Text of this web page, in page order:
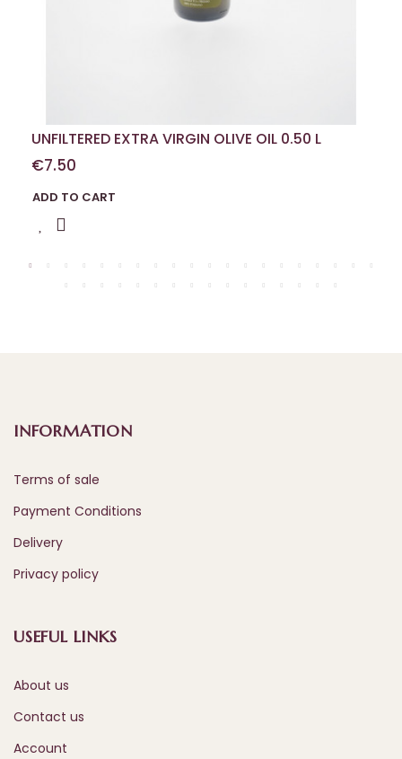
UNFILTERED EXTRA VIRGIN OLIVE OIL 0.50 L
€7.50
ADD TO CART
INFORMATION
Terms of sale
Payment Conditions
Delivery
Privacy policy
USEFUL LINKS
About us
Contact us
Account